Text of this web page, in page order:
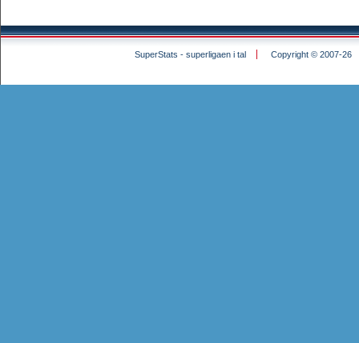
SuperStats - superligaen i tal Copyright © 2007-26